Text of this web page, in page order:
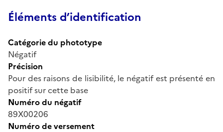
Éléments d’identification
Catégorie du phototype
Négatif
Précision
Pour des raisons de lisibilité, le négatif est présenté en
positif sur cette base
Numéro du négatif
89X00206
Numéro de versement